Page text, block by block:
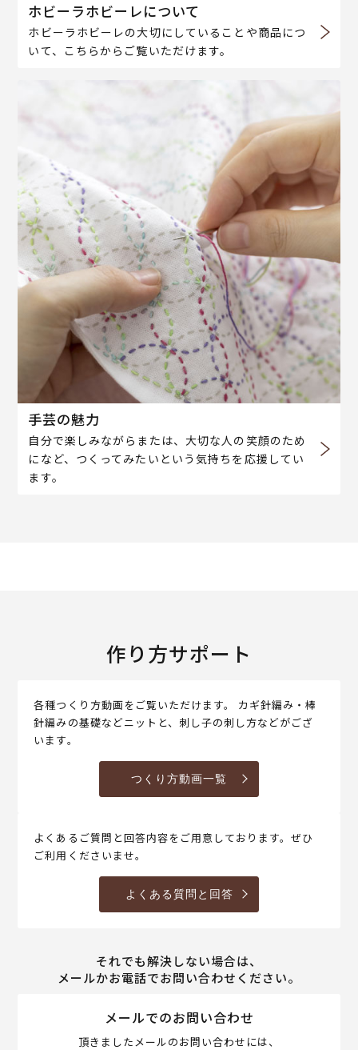
ホビーラホビーレについて
ホビーラホビーレの大切にしていることや商品につ
いて、こちらからご覧いただけます。
手芸の魅力
自分で楽しみながらまたは、大切な人の笑顔のため
になど、つくってみたいという気持ちを応援してい
ます。
作り方サポート
各種つくり方動画をご覧いただけます。 カギ針編み・棒
針編みの基礎などニットと、刺し子の刺し方などがござ
います。
つくり方動画一覧
よくあるご質問と回答内容をご用意しております。ぜひ
ご利用くださいませ。
よくある質問と回答
それでも解決しない場合は、
メールかお電話でお問い合わせください。
メールでのお問い合わせ
頂きましたメールのお問い合わせには、